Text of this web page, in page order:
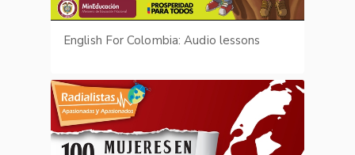
English For Colombia: Audio lessons